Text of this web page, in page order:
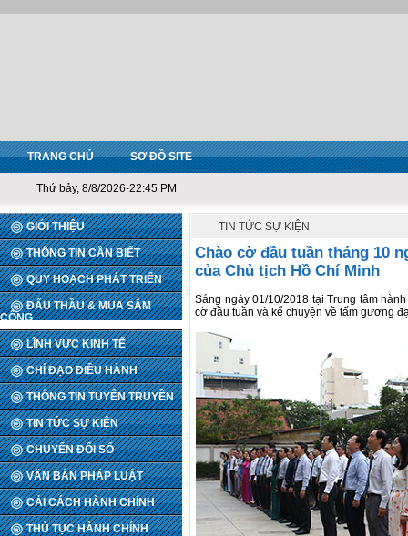
TRANG CHỦ SƠ ĐỒ SITE
Thứ bảy, 8/8/2026-22:45 PM
GIỚI THIỆU
THÔNG TIN CẦN BIẾT
QUY HOẠCH PHÁT TRIỂN
ĐẤU THẦU & MUA SẮM
CÔNG
LĨNH VỰC KINH TẾ
CHỈ ĐẠO ĐIỀU HÀNH
THÔNG TIN TUYÊN TRUYỀN
TIN TỨC SỰ KIỆN
CHUYỂN ĐỔI SỐ
VĂN BẢN PHÁP LUẬT
CẢI CÁCH HÀNH CHÍNH
THỦ TỤC HÀNH CHÍNH
TIN TỨC SỰ KIỆN
Chào cờ đầu tuần tháng 10
của Chủ tịch Hồ Chí Minh
Sáng ngày 01/10/2018 tại Trung tâm
cờ đầu tuần và kể chuyện về tấm gương